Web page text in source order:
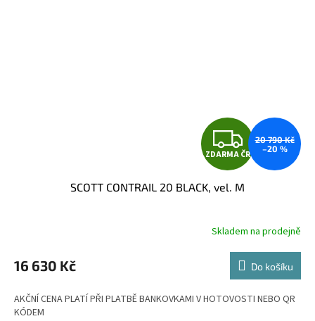
Z
D
A
R
M
A
ZDARMA ČR
20 790 Kč
–20 %
SCOTT CONTRAIL 20 BLACK, vel. M
Skladem na prodejně
16 630 Kč Do košíku
AKČNÍ CENA PLATÍ PŘI PLATBĚ BANKOVKAMI V HOTOVOSTI NEBO QR
KÓDEM